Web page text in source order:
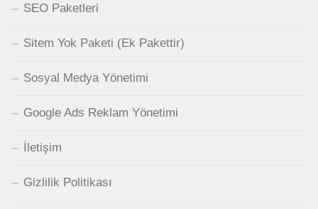
SEO Paketleri
Sitem Yok Paketi (Ek Pakettir)
Sosyal Medya Yönetimi
Google Ads Reklam Yönetimi
İletişim
Gizlilik Politikası